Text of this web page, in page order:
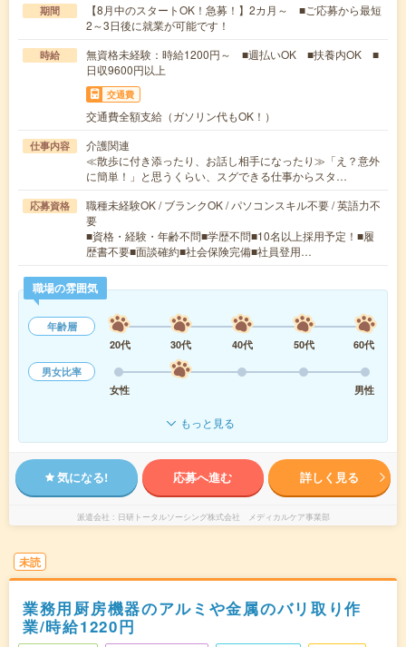
期間
【8月中のスタートOK！急募！】2カ月～ ■ご応募から最短
2～3日後に就業が可能です！
時給
無資格未経験：時給1200円～ ■週払いOK ■扶養内OK ■
日収9600円以上
交通費
交通費全額支給（ガソリン代もOK！）
仕事内容
介護関連
≪散歩に付き添ったり、お話し相手になったり≫「え？意外
に簡単！」と思うくらい、スグできる仕事からスタ…
応募資格
職種未経験OK / ブランクOK / パソコンスキル不要 / 英語力不
要
■資格・経験・年齢不問■学歴不問■10名以上採用予定！■履
歴書不要■面談確約■社会保険完備■社員登用…
職場の雰囲気
年齢層
20代
30代 40代 50代
60代
男女比率
女性
男性
もっと見る
気になる! 応募へ進む 詳しく見る
派遣会社 日研トータルソーシング株式会社 メディカルケア事業部
未読
業務用厨房機器のアルミや金属のバリ取り作
業/時給1220円